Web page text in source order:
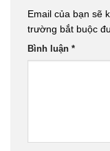
Email của bạn sẽ
trường bắt buộc
Bình luận *